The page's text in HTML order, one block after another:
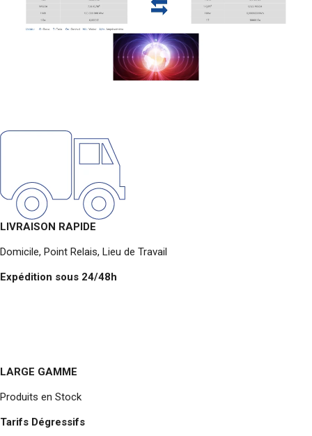
LIVRAISON RAPIDE
Domicile, Point Relais, Lieu de Travail
Expédition sous 24/48h
LARGE GAMME
Produits en Stock
Tarifs Dégressifs